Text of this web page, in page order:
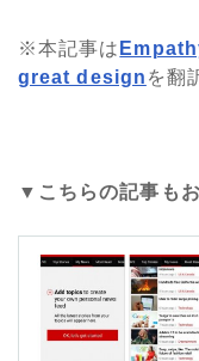
※本記事は
great design を翻
▼こちらの記事も